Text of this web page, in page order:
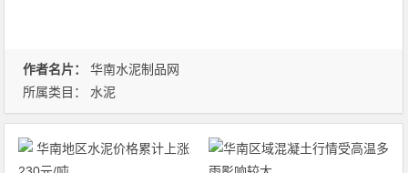
作者名片：华南水泥制品网
所属类目： 水泥